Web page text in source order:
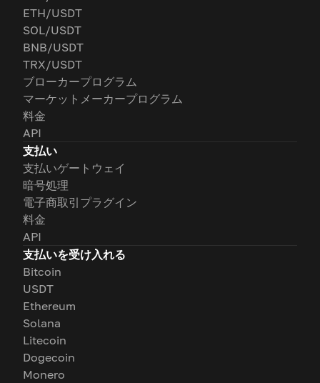
ETH/USDT
SOL/USDT
BNB/USDT
TRX/USDT
ブローカープログラム
マーケットメーカープログラム
料金
API
支払い
支払いゲートウェイ
暗号処理
電子商取引プラグイン
料金
API
支払いを受け入れる
Bitcoin
USDT
Ethereum
Solana
Litecoin
Dogecoin
Monero